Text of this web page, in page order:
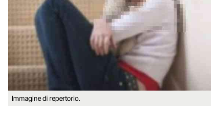
Immagine di repertorio.